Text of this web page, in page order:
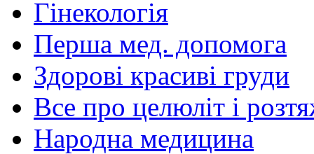
Гінекологія
Перша мед. допомога
Здорові красиві груди
Все про целюліт і
Народна медицина